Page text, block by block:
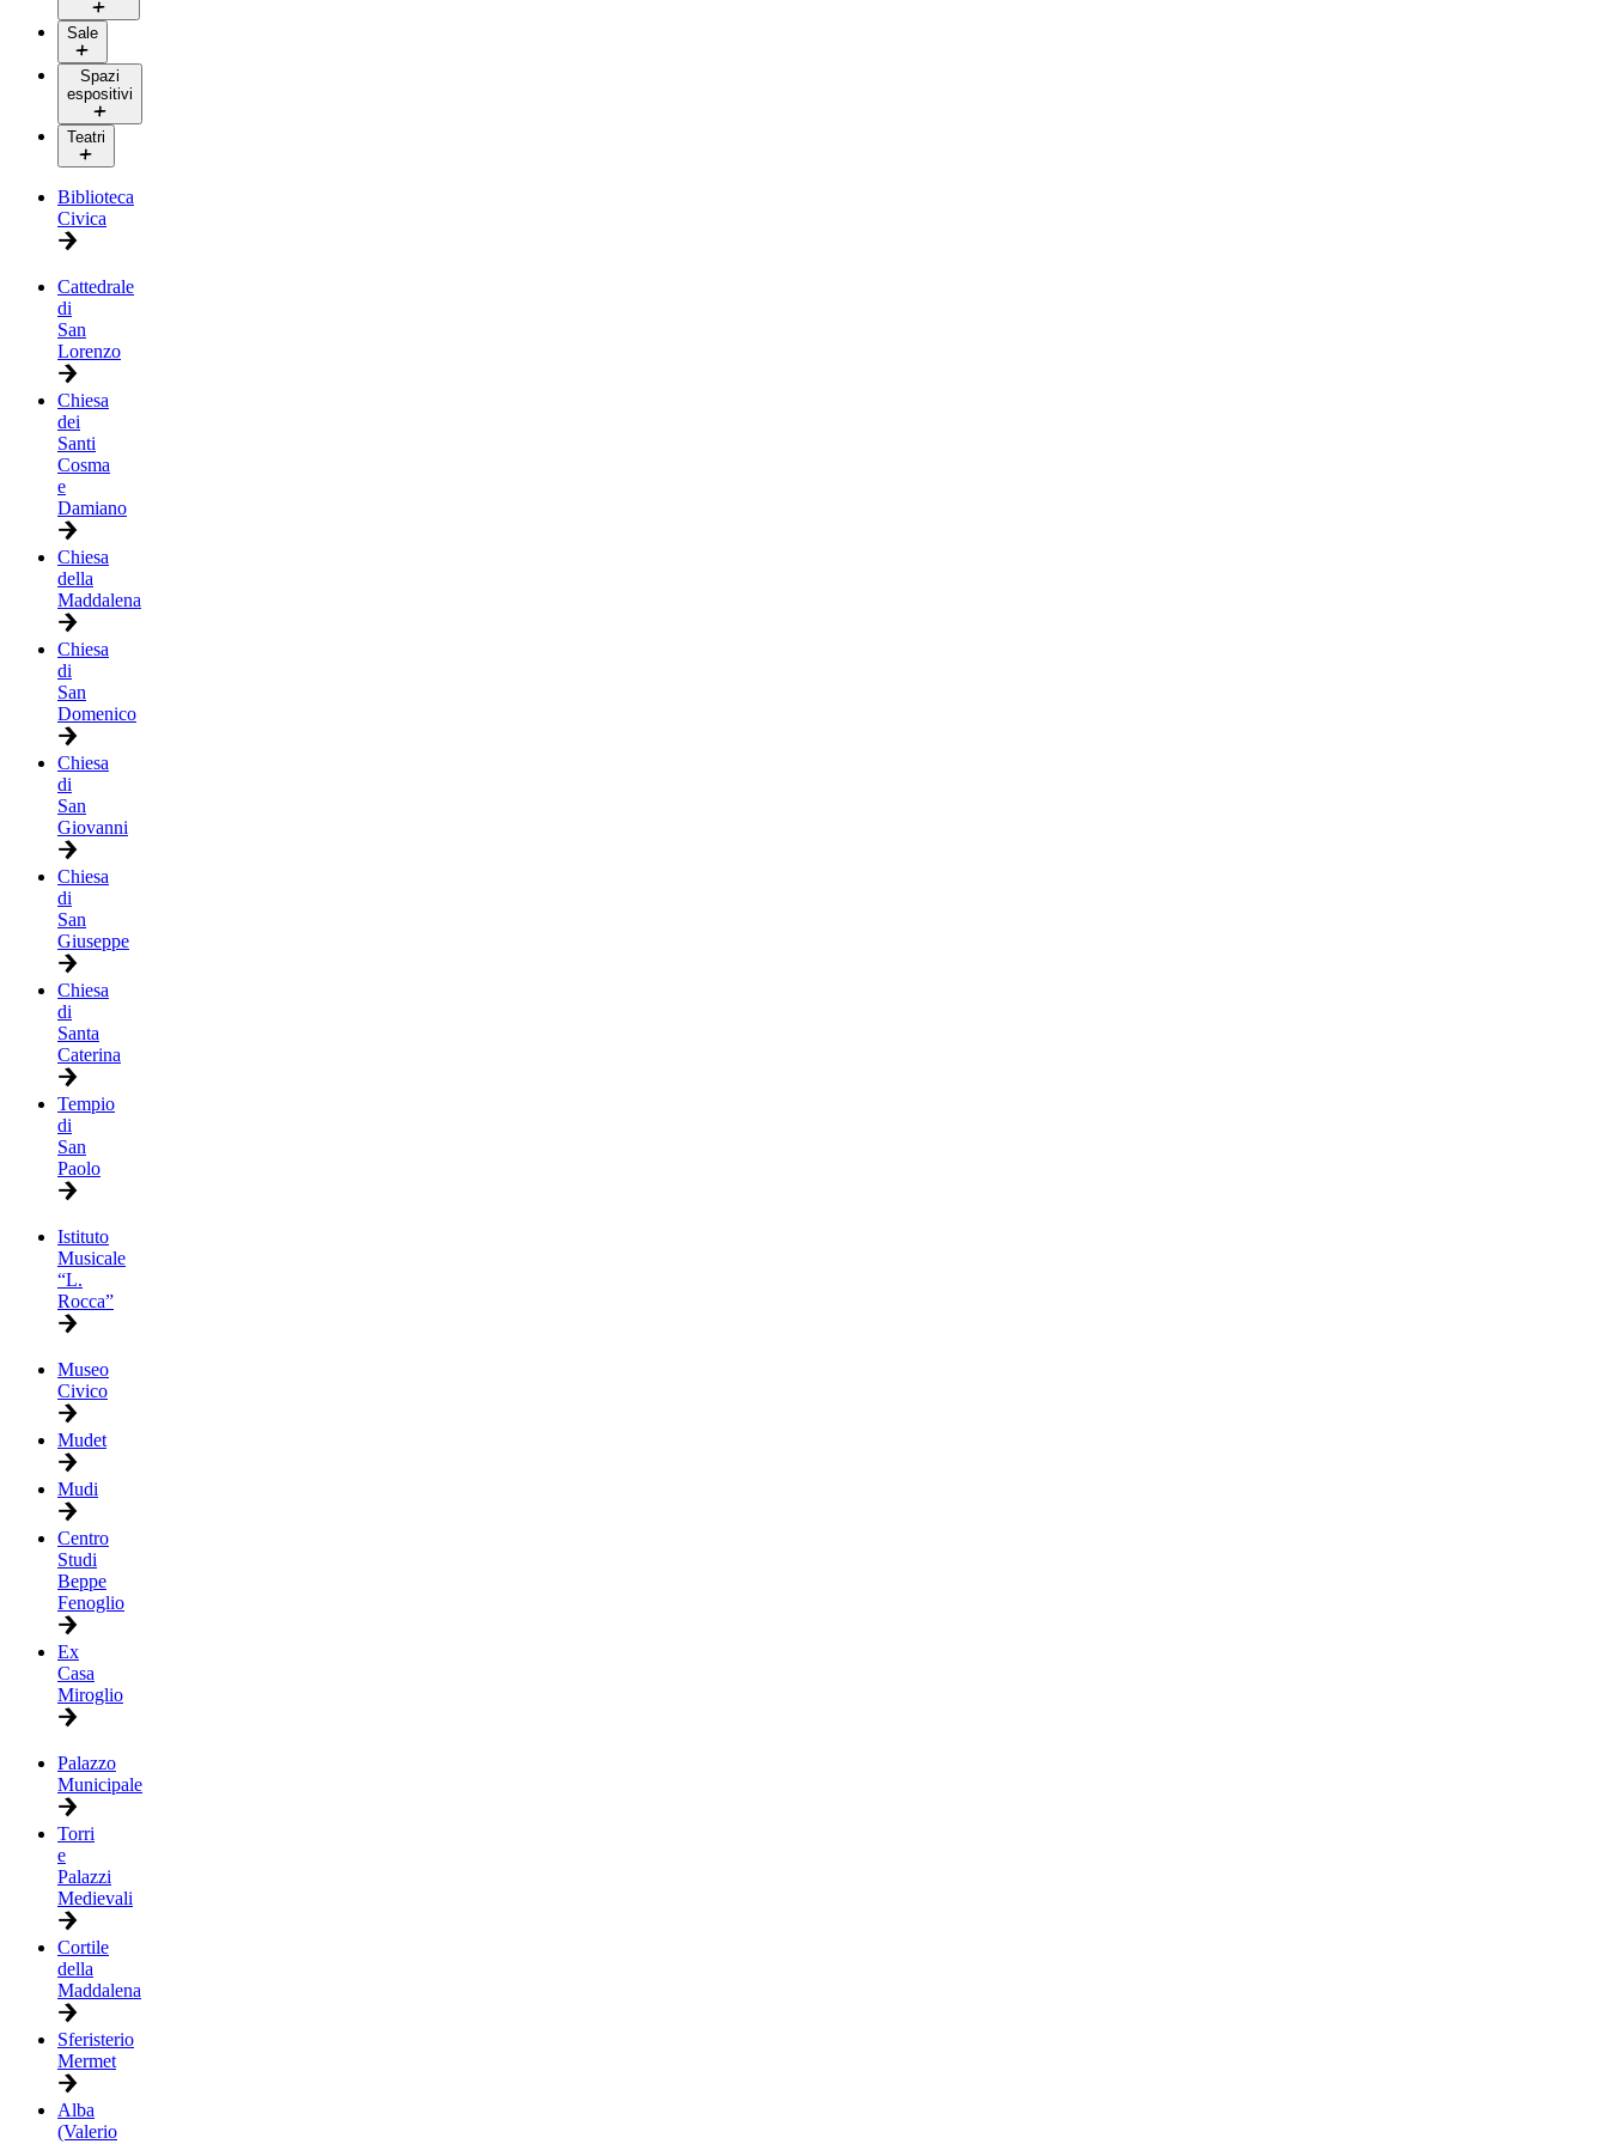
Sale
Spazi
espositivi
Teatri
Biblioteca
Civica
Cattedrale
di
San
Lorenzo
Chiesa
dei
Santi
Cosma
e
Damiano
Chiesa
della
Maddalena
Chiesa
di
San
Domenico
Chiesa
di
San
Giovanni
Chiesa
di
San
Giuseppe
Chiesa
di
Santa
Caterina
Tempio
di
San
Paolo
Istituto
Musicale
“L.
Rocca”
Museo
Civico
Mudet
Mudi
Centro
Studi
Beppe
Fenoglio
Ex
Casa
Miroglio
Palazzo
Municipale
Torri
e
Palazzi
Medievali
Cortile
della
Maddalena
Sferisterio
Mermet
Alba
(Valerio